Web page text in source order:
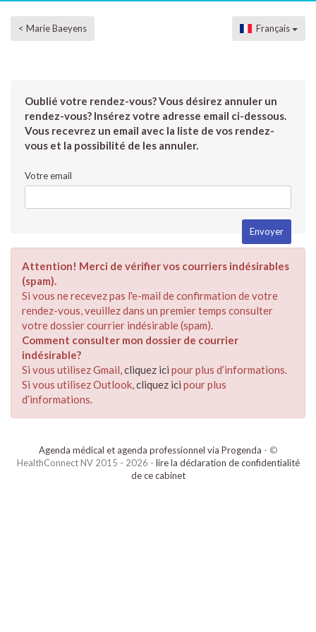
< Marie Baeyens Français
Oublié votre rendez-vous? Vous désirez annuler un
rendez-vous? Insérez votre adresse email ci-dessous.
Vous recevrez un email avec la liste de vos rendez-
vous et la possibilité de les annuler.
Votre email
Attention! Merci de vérifier vos courriers indésirables
(spam).
Si vous ne recevez pas l'e-mail de confirmation de votre
rendez-vous, veuillez dans un premier temps consulter
votre dossier courrier indésirable (spam).
Comment consulter mon dossier de courrier
indésirable?
Si vous utilisez Gmail,cliquez ici pour plus d’informations.
Si vous utilisez Outlook,cliquez ici pour plus
d’informations.
Agenda médical et agenda professionnel via Progenda - ©
HealthConnect NV 2015 - 2026 - lire la déclaration de confidentialité
de ce cabinet